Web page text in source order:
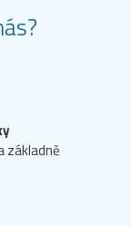
základně